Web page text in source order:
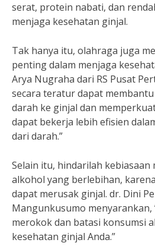
serat, protein nabati, dan
menjaga kesehatan ginjal.
Tak hanya itu, olahraga juga
penting dalam menjaga
Arya Nugraha dari RS Pusat
secara teratur dapat
darah ke ginjal dan
dapat bekerja lebih efisien
dari darah.”
Selain itu, hindarilah
alkohol yang berlebihan,
dapat merusak ginjal. dr. Dini
Mangunkusumo menyarankan,
merokok dan batasi konsumsi
kesehatan ginjal Anda.”